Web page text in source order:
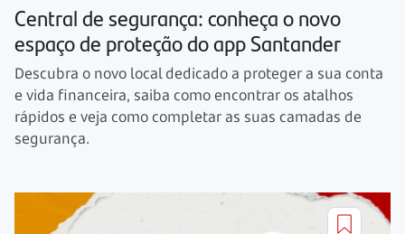
Central de segurança: conheça o novo
espaço de proteção do app Santander
Descubra o novo local dedicado a proteger a sua conta
e vida financeira, saiba como encontrar os atalhos
rápidos e veja como completar as suas camadas de
segurança.